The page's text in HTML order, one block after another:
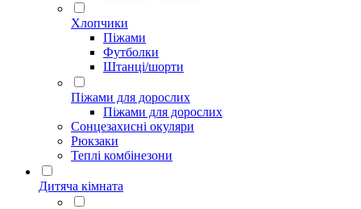
Хлопчики
Піжами
Футболки
Штанці/шорти
Піжами для дорослих
Піжами для дорослих
Сонцезахисні окуляри
Рюкзаки
Теплі комбінезони
Дитяча кімната